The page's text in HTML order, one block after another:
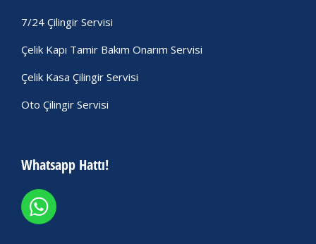
7/24 Çilingir Servisi
Çelik Kapı Tamir Bakım Onarım Servisi
Çelik Kasa Çilingir Servisi
Oto Çilingir Servisi
Whatsapp Hattı!